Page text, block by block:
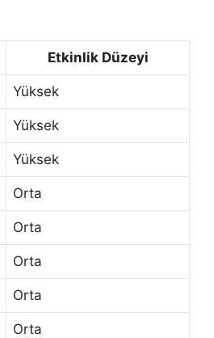
Etkinlik Düzeyi
Yüksek
Yüksek
Yüksek
Orta
Orta
Orta
Orta
Orta